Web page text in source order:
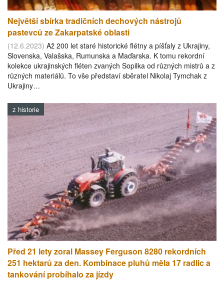
Největší sbírka tradičních dechových nástrojů
pastevců ze Zakarpatské oblasti
(12.6.2023) Až 200 let staré historické flétny a píšťaly z Ukrajiny,
Slovenska, Valašska, Rumunska a Maďarska. K tomu rekordní
kolekce ukrajinských fléten zvaných Sopilka od různých mistrů a z
různých materiálů. To vše představí sběratel Nikolaj Tymchak z
Ukrajiny…
z historie
Před 21 lety zoral Massey Ferguson 8280 rekordních
251 hektarů za den. Kombinace pluhů měla 17 radlic a
tankování probíhalo za jízdy